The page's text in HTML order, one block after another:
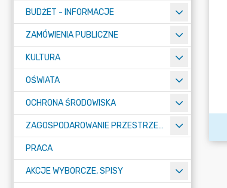
BUDŻET - INFORMACJE
ZAMÓWIENIA PUBLICZNE
KULTURA
OŚWIATA
OCHRONA ŚRODOWISKA
ZAGOSPODAROWANIE PRZESTRZENNE
PRACA
AKCJE WYBORCZE, SPISY